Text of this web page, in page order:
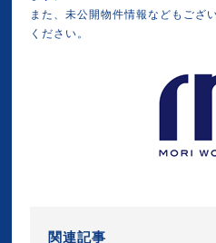
また、未公開物件情報などもござ
ください。
関連記事